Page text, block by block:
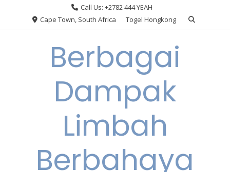
Call Us: +2782 444 YEAH
Cape Town, South Africa
Togel Hongkong
Berbagai
Dampak
Limbah
Berbahaya